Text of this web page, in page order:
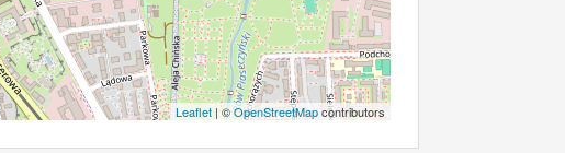
Leaflet | ©OpenStreetMapcontributors